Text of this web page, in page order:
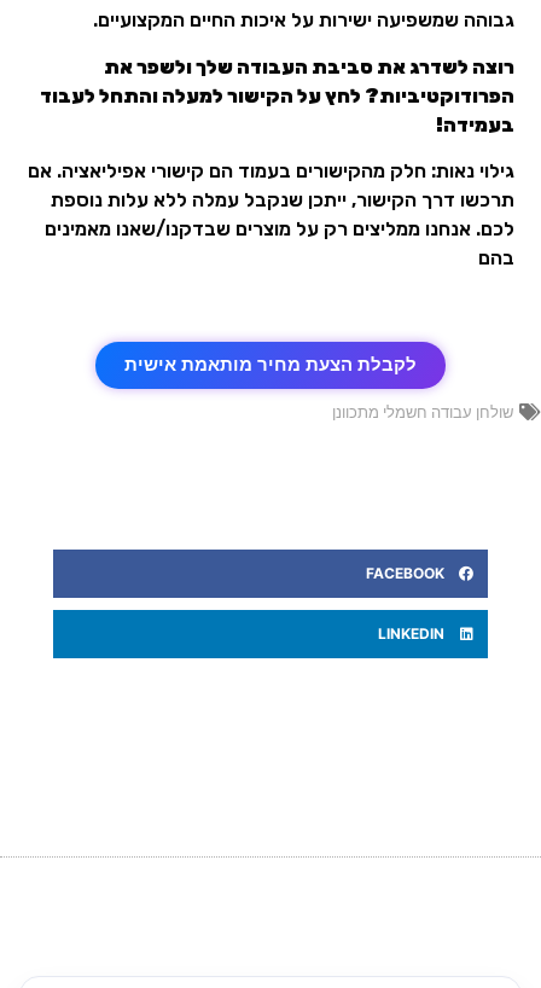
גבוהה שמשפיעה ישירות על איכות החיים המקצועיים.
רוצה לשדרג את סביבת העבודה שלך ולשפר את
הפרודוקטיביות? לחץ על הקישור למעלה והתחל לעבוד
בעמידה!
גילוי נאות: חלק מהקישורים בעמוד הם קישורי אפיליאציה. אם
תרכשו דרך הקישור, ייתכן שנקבל עמלה ללא עלות נוספת
לכם. אנחנו ממליצים רק על מוצרים שבדקנו/שאנו מאמינים
בהם
לקבלת הצעת מחיר מותאמת אישית
שולחן עבודה חשמלי מתכוונן
FACEBOOK
LINKEDIN